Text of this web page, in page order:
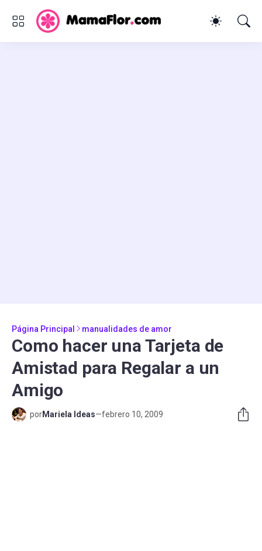
Página Principal manualidades de amor
Como hacer una Tarjeta de
Amistad para Regalar a un
Amigo
porMariela Ideas—febrero 10, 2009